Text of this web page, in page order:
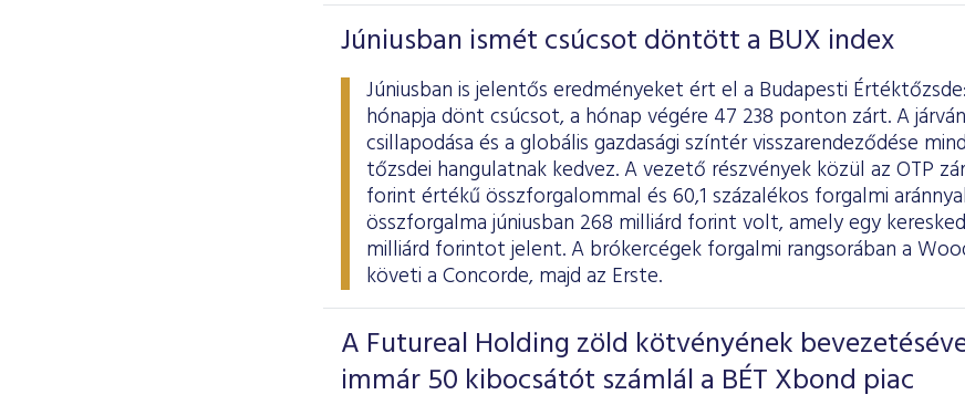
Júniusban ismét csúcsot döntött a BUX index
Júniusban is jelentős eredményeket ért el a Budapesti
hónapja dönt csúcsot, a hónap végére 47 238 ponton zárt. A
csillapodása és a globális gazdasági színtér visszarendeződése
tőzsdei hangulatnak kedvez. A vezető részvények közül az OTP
forint értékű összforgalommal és 60,1 százalékos forgalmi
összforgalma júniusban 268 milliárd forint volt, amely egy
milliárd forintot jelent. A brókercégek forgalmi rangsorában a
követi a Concorde, majd az Erste.
A Futureal Holding zöld kötvényének
immár 50 kibocsátót számlál a BÉT Xbond piac